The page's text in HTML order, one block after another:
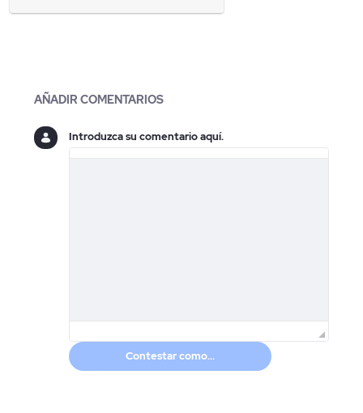
Blogs
AÑADIR COMENTARIOS
Introduzca su comentario aquí.
Contestar como...